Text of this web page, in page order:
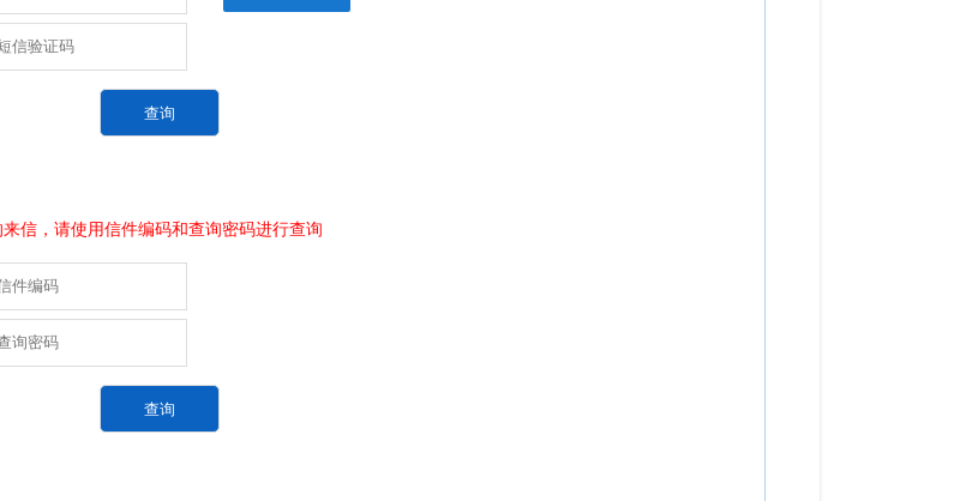
查询
来信，请使用信件编码和查询密码进行查询
查询